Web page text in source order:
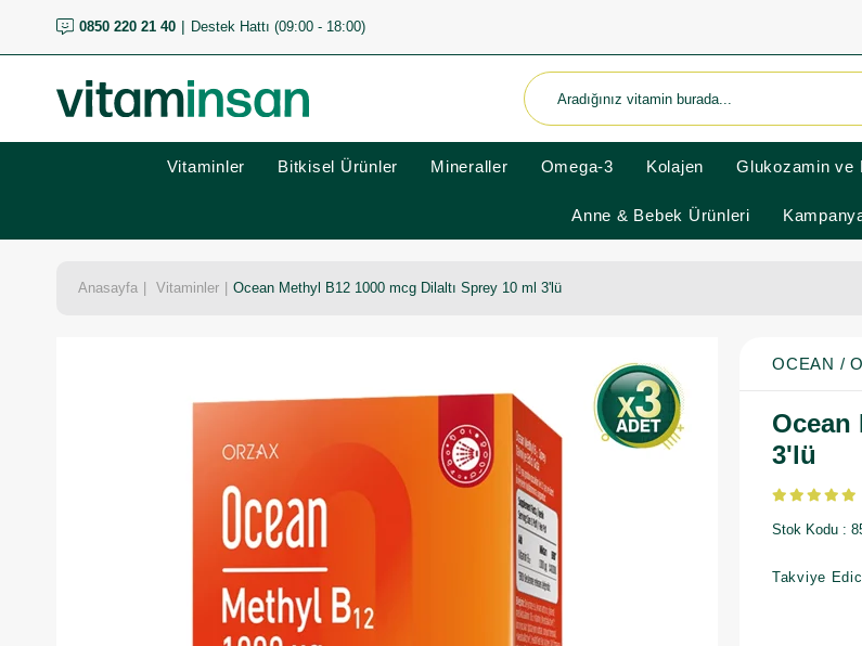
0850 220 21 40 Destek Hattı (09:00 - 18:00)
Vitaminler Bitkisel Ürünler Mineraller Omega-3 Kolajen Glukozamin ve
Anne & Bebek Ürünleri
Anasayfa Vitaminler Ocean Methyl B12 1000 mcg Dilaltı Sprey 10 ml 3'lü
OCEAN /
Ocean
3'lü
Stok Kodu
Takviye